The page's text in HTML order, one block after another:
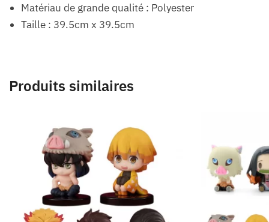
Matériau de grande qualité : Polyester
Taille : 39.5cm x 39.5cm
Produits similaires